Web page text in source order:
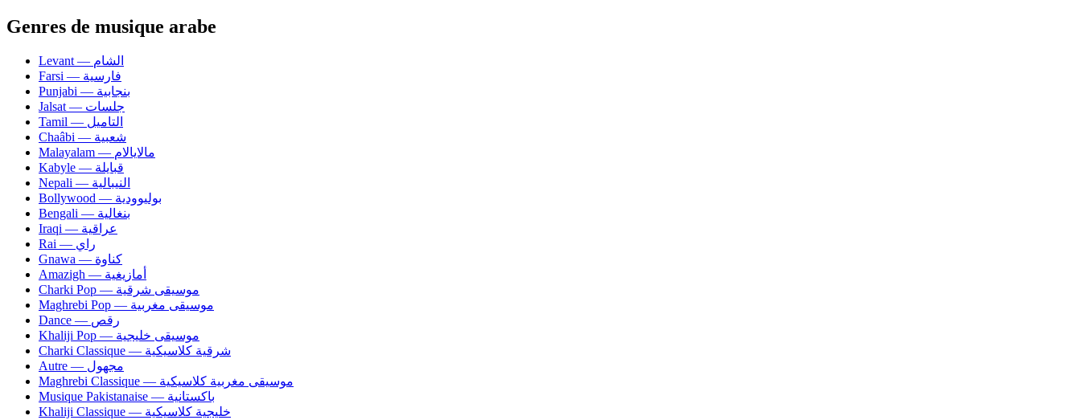
Genres de musique arabe
Levant — الشام
Farsi — فارسية
Punjabi — بنجابية
Jalsat — جلسات
Tamil — التاميل
Chaâbi — شعبية
Malayalam — مالايالام
Kabyle — قبايلة
Nepali — النيبالية
Bollywood — بوليوودية
Bengali — بنغالية
Iraqi — عراقية
Rai — راي
Gnawa — كناوة
Amazigh — أمازيغية
Charki Pop — موسيقى شرقية
Maghrebi Pop — موسيقى مغربية
Dance — رقص
Khaliji Pop — موسيقى خليجية
Charki Classique — شرقية كلاسيكية
Autre — مجهول
Maghrebi Classique — موسيقى مغربية كلاسيكية
Musique Pakistanaise — باكستانية
Khaliji Classique — خليجية كلاسيكية